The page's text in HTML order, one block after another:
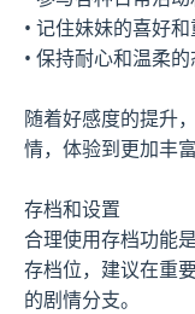
• 记住妹妹的喜好
• 保持耐心和温柔
随着好感度的提升
情，体验到更加丰
存档和设置
合理使用存档功能
存档位，建议在重
的剧情分支。